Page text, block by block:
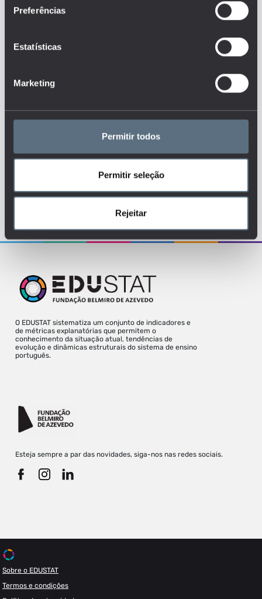
Preferências
Estatísticas
Marketing
Permitir todos
Permitir seleção
Rejeitar
nas instituições de educação?
PROFESSOR RECURSOS HUMANOS
MAIS DETALHES
Para uma melhor experiência deve aceder
o site a partir de um desktop.
O EDUSTAT sistematiza um conjunto de indicadores e
de métricas explanatórias que permitem o
conhecimento da situação atual, tendências de
evolução e dinâmicas estruturais do sistema de ensino
português.
Esteja sempre a par das novidades, siga-nos nas redes sociais.
Sobre o EDUSTAT
Termos e condições